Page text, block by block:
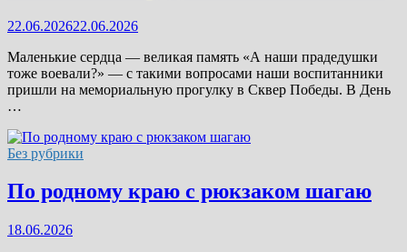
22.06.202622.06.2026
Маленькие сердца — великая память «А наши прадедушки
тоже воевали?» — с такими вопросами наши воспитанники
пришли на мемориальную прогулку в Сквер Победы. В День
…
Без рубрики
По родному краю с рюкзаком шагаю
18.06.2026